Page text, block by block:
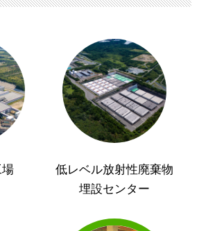
場
低レベル放射性廃棄物
埋設センター